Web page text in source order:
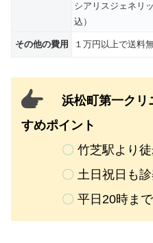
シアリスジェネリ
込）
その他の費用 １万円以上で送料
浜松町第一クリ
すめポイント
〇 竹芝駅より
〇 土日祝日も
〇 平日20時ま